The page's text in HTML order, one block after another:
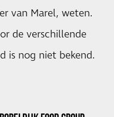
van Marel, weten.
de verschillende
is nog niet bekend.